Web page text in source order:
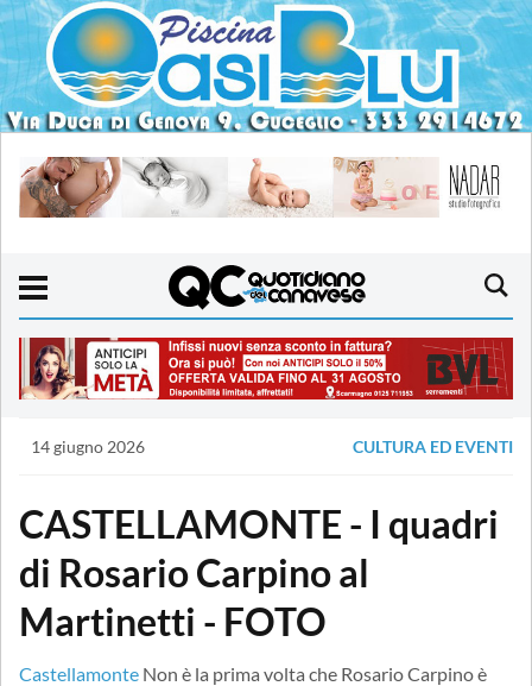
14 giugno 2026 CULTURA ED EVENTI
CASTELLAMONTE - I quadri
di Rosario Carpino al
Martinetti - FOTO
Castellamonte Non è la prima volta che Rosario Carpino è